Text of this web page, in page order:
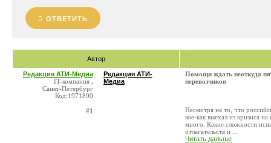
ОТВЕТИТЬ
Автор
Редакция АТИ-Медиа
IT-компания ,
Санкт-Петербург
Код:1971890
#1
Редакция АТИ-
Медиа
Помощи ждать неоткуда
перевозчиков
Несмотря на то, что
кое-как выехал из кризиса
много. Какие сложности
отлагательств и ...
Читать дальше